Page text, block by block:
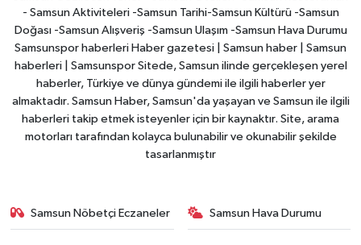
- Samsun Aktiviteleri -Samsun Tarihi-Samsun Kültürü -Samsun
Doğası -Samsun Alışveriş -Samsun Ulaşım -Samsun Hava Durumu
Samsunspor haberleri Haber gazetesi | Samsun haber | Samsun
haberleri | Samsunspor Sitede, Samsun ilinde gerçekleşen yerel
haberler, Türkiye ve dünya gündemi ile ilgili haberler yer
almaktadır. Samsun Haber, Samsun'da yaşayan ve Samsun ile ilgili
haberleri takip etmek isteyenler için bir kaynaktır. Site, arama
motorları tarafından kolayca bulunabilir ve okunabilir şekilde
tasarlanmıştır
Samsun Nöbetçi Eczaneler Samsun Hava Durumu